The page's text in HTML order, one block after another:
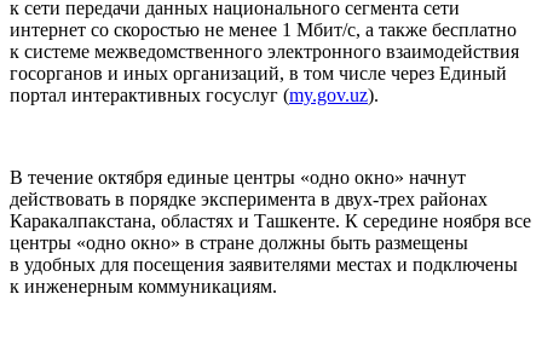
к сети передачи данных национального сегмента сети
интернет со скоростью не менее 1 Мбит/с, а также бесплатно
к системе межведомственного электронного взаимодействия
госорганов и иных организаций, в том числе через Единый
портал интерактивных госуслуг (my.gov.uz).
В течение октября единые центры «одно окно» начнут
действовать в порядке эксперимента в двух-трех районах
Каракалпакстана, областях и Ташкенте. К середине ноября все
центры «одно окно» в стране должны быть размещены
в удобных для посещения заявителями местах и подключены
к инженерным коммуникациям.